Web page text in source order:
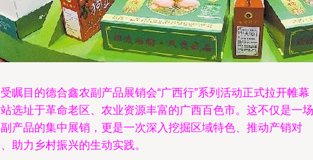
瞩目的德合鑫农副产品展销会“广西行”系列活动正式拉开帷幕
选址于革命老区、农业资源丰富的广西百色市。这不仅是一场
产品的集中展销，更是一次深入挖掘区域特色、推动产销对
助力乡村振兴的生动实践。